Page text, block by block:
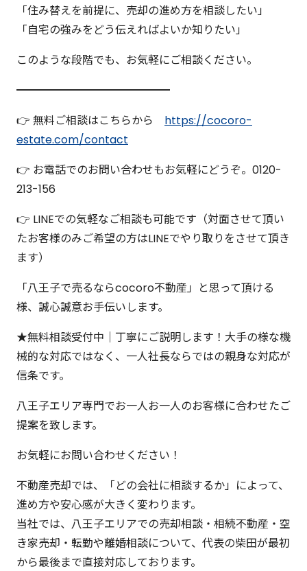
「住み替えを前提に、売却の進め方を相談したい」
「自宅の強みをどう伝えればよいか知りたい」
このような段階でも、お気軽にご相談ください。
━━━━━━━━━━━━━━
👉 無料ご相談はこちらから https://cocoro-
estate.com/contact
👉 お電話でのお問い合わせもお気軽にどうぞ。0120-
213-156
👉 LINEでの気軽なご相談も可能です（対面させて頂い
たお客様のみご希望の方はLINEでやり取りをさせて頂き
ます）
「八王子で売るならcocoro不動産」と思って頂ける
様、誠心誠意お手伝いします。
★無料相談受付中｜丁寧にご説明します！大手の様な機
械的な対応ではなく、一人社長ならではの親身な対応が
信条です。
八王子エリア専門でお一人お一人のお客様に合わせたご
提案を致します。
お気軽にお問い合わせください！
不動産売却では、「どの会社に相談するか」によって、
進め方や安心感が大きく変わります。
当社では、八王子エリアでの売却相談・相続不動産・空
き家売却・転勤や離婚相談について、代表の柴田が最初
から最後まで直接対応しております。